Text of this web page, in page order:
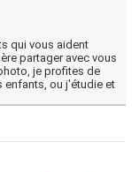
qui vous aident
partager avec vous
je profites de
enfants, ou j'étudie et